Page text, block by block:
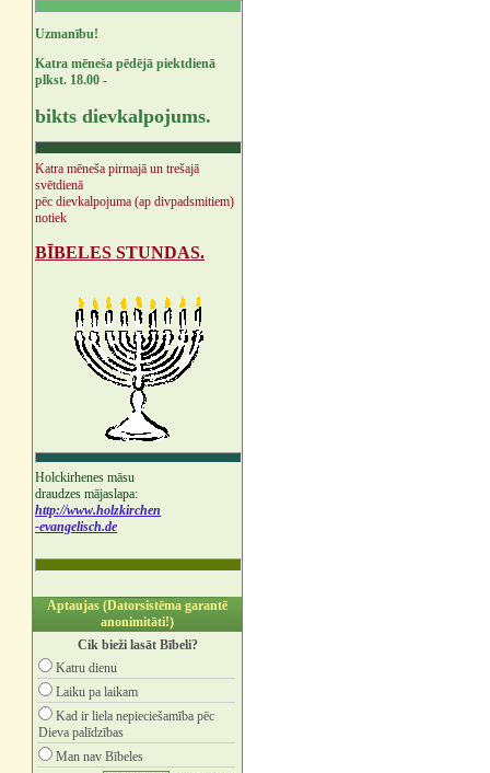
Uzmanību!
Katra mēneša pēdējā piektdienā
plkst. 18.00 -
bikts dievkalpojums.
Katra mēneša pirmajā un trešajā
svētdienā
pēc dievkalpojuma (ap divpadsmitiem)
notiek
BĪBELES STUNDAS.
Holckirhenes māsu
draudzes mājaslapa:
http://www.holzkirchen
-evangelisch.de
Aptaujas (Datorsistēma garantē
anonimitāti!)
Cik bieži lasāt Bībeli?
Katru dienu
Laiku pa laikam
Kad ir liela nepieciešamība pēc
Dieva palīdzības
Man nav Bībeles